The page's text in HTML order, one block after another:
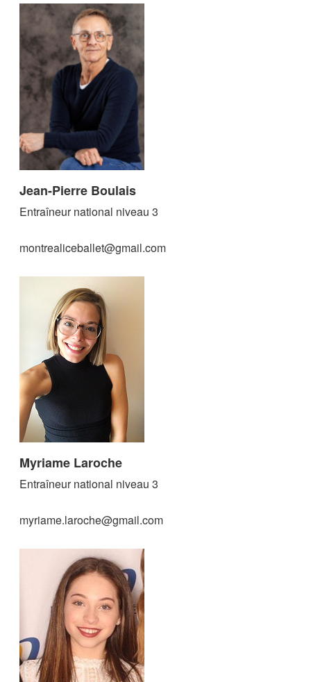
Jean-Pierre Boulais
Entraîneur national niveau 3
montrealiceballet@gmail.com
Myriame Laroche
Entraîneur national niveau 3
myriame.laroche@gmail.com